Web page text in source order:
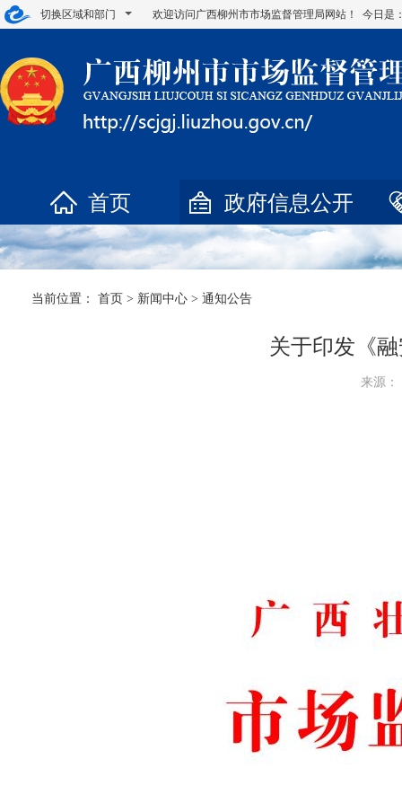
切换区域和部门 欢迎访问广西柳州市市场监督管理局网站！ 今日是
首页 政府信息公开
当前位置： 首页 > 新闻中心 > 通知公告
关于印发《
来源